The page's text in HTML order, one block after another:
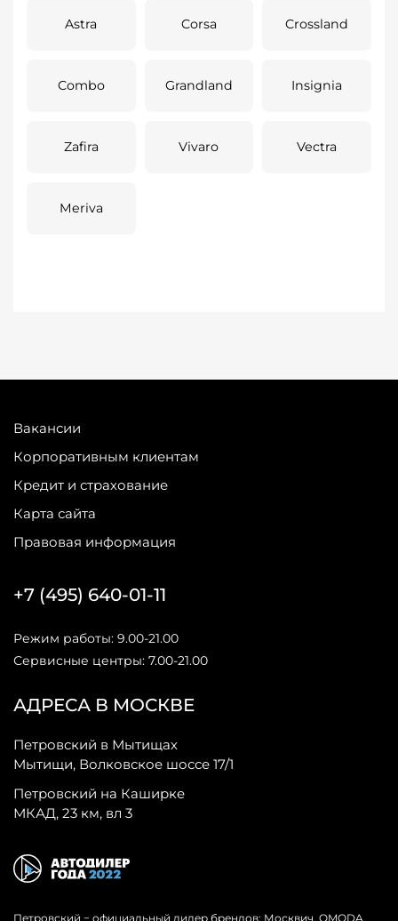
Astra Corsa Crossland
Combo Grandland Insignia
Zafira Vivaro Vectra
Meriva
Вакансии
Корпоративным клиентам
Кредит и страхование
Карта сайта
Правовая информация
АДРЕСА В МОСКВЕ
Петровский в Мытищах
Мытищи, Волковское шоссе 17/1
Петровский на Каширке
МКАД, 23 км, вл 3
+7 (495) 640-01-11
Режим работы: 9.00-21.00
Сервисные центры: 7.00-21.00
Петровский − официальный дилер брендов: Москвич, OMODA,